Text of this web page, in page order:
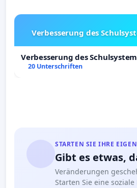
Verbesserung des
Verbesserung des
20 Unterschriften
STARTEN SIE IHRE
Gibt es etwas,
Veränderungen
Starten Sie eine